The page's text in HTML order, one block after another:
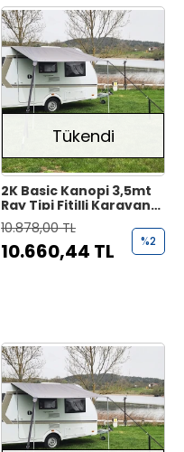
Tükendi
2K Basic Kanopi 3,5mt
Ray Tipi Fitilli Karavan
Tente
10.878,00 TL
10.660,44 TL %2